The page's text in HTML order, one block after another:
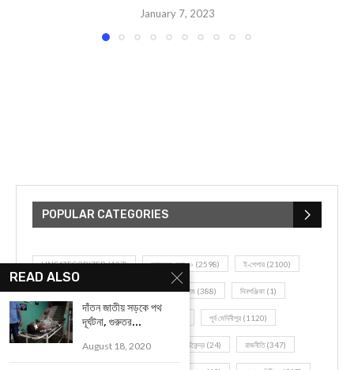
January 7, 2023
POPULAR CATEGORIES
UNCATEGORIZED(107) আজকের সেরা ১০ (2598) ই-পেপার (2100)
খেলাধূলো(5) জেলার খবর(602) ঝাড়গ্রাম (388) দিনপঞ্জিকা (1)
দৈনিক রাশিফল (819) পশ্চিম মেদিনীপুর পূর্ব মেদিনীপুর (1120)
বন্যপ্রাণ(4) বিনোদন(3) ভ্রমণ এবং তীর্থকেন্দ্র (24) রাজনীতি(347)
READ ALSO
দাঁতন জাতীয় সড়কে পথ
দূর্ঘটনা, গুরুতর...
August 18, 2020